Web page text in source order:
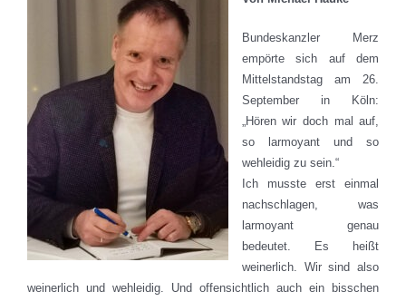
Bundeskanzler Merz
empörte sich auf dem
Mittelstandstag am 26.
September in Köln:
„Hören wir doch mal auf,
so larmoyant und so
wehleidig zu sein.“
Ich musste erst einmal
nachschlagen, was
larmoyant genau
bedeutet. Es heißt
weinerlich. Wir sind also
weinerlich und wehleidig. Und offensichtlich auch ein bisschen